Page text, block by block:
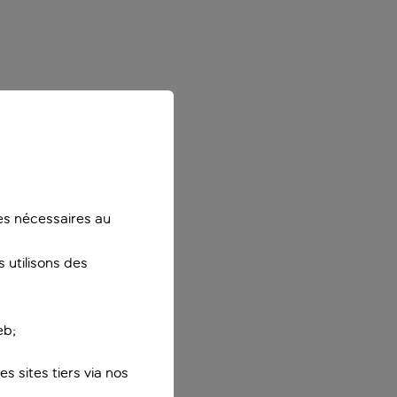
nécessaires au
utilisons des
sites tiers via nos